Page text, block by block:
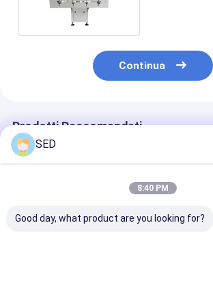
Continua
Prodotti Raccomandati
SED
8:40 PM
Good day, what product are you looking for?